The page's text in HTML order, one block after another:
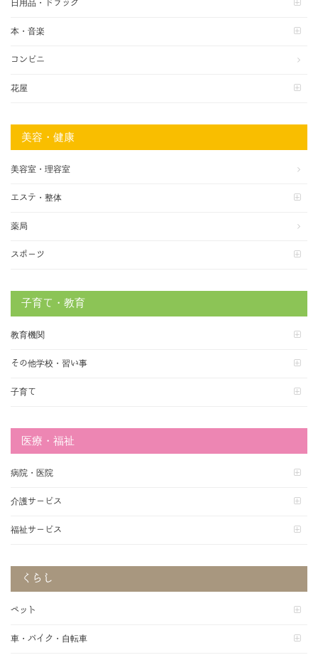
日用品・ドラッグ
本・音楽
コンビニ
花屋
美容・健康
美容室・理容室
エステ・整体
薬局
スポーツ
子育て・教育
教育機関
その他学校・習い事
子育て
医療・福祉
病院・医院
介護サービス
福祉サービス
くらし
ペット
車・バイク・自転車